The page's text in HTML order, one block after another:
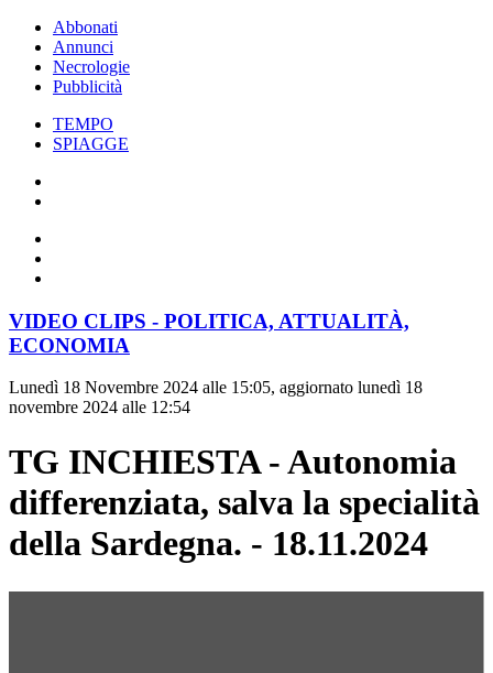
Abbonati
Annunci
Necrologie
Pubblicità
TEMPO
SPIAGGE
VIDEO CLIPS - POLITICA, ATTUALITÀ,
ECONOMIA
Lunedì 18 Novembre 2024 alle 15:05, aggiornato lunedì 18
novembre 2024 alle 12:54
TG INCHIESTA - Autonomia
differenziata, salva la specialità
della Sardegna. - 18.11.2024